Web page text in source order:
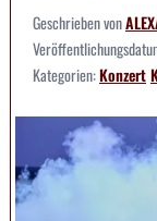
Geschrieben von
Kategorien:Konzert